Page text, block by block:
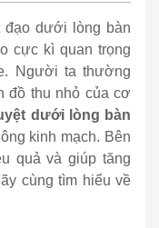
đạo dưới lòng bàn
cực kì quan trọng
Người ta thường
đồ thu nhỏ của cơ
dưới lòng bàn
kinh mạch. Bên
quả và giúp tăng
cùng tìm hiểu về